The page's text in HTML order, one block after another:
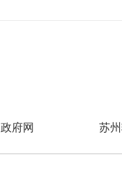
府网 苏